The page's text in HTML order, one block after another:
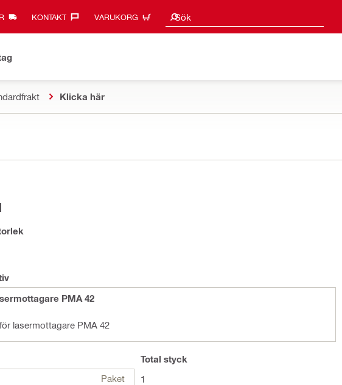
KONTAKT‎ VARUKORG Sök
Sökförslag
Klicka här
PMA 42
lasermottagare PMA 42
Paket
Total styck
1